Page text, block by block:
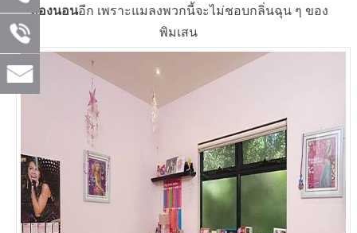
ห้องนอนอีก เพราะแมลงพวกนี้จะไม่ชอบกลิ่นฉุน ๆ ของ
พิมเสน